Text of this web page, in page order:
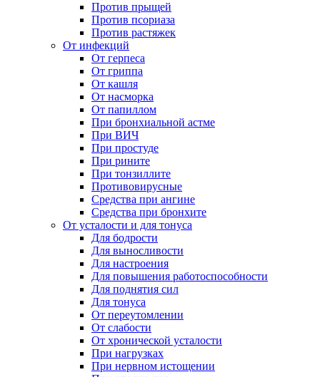
Против прыщей
Против псориаза
Против растяжек
От инфекций
От герпеса
От гриппа
От кашля
От насморка
От папиллом
При бронхиальной астме
При ВИЧ
При простуде
При рините
При тонзиллите
Противовирусные
Средства при ангине
Средства при бронхите
От усталости и для тонуса
Для бодрости
Для выносливости
Для настроения
Для повышения работоспособности
Для поднятия сил
Для тонуса
От переутомлении
От слабости
От хронической усталости
При нагрузках
При нервном истощении